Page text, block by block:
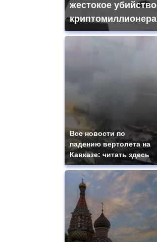
жестокое убийство
криптомиллионера
Все новости по
падению вертолета на
Кавказе: читать здесь